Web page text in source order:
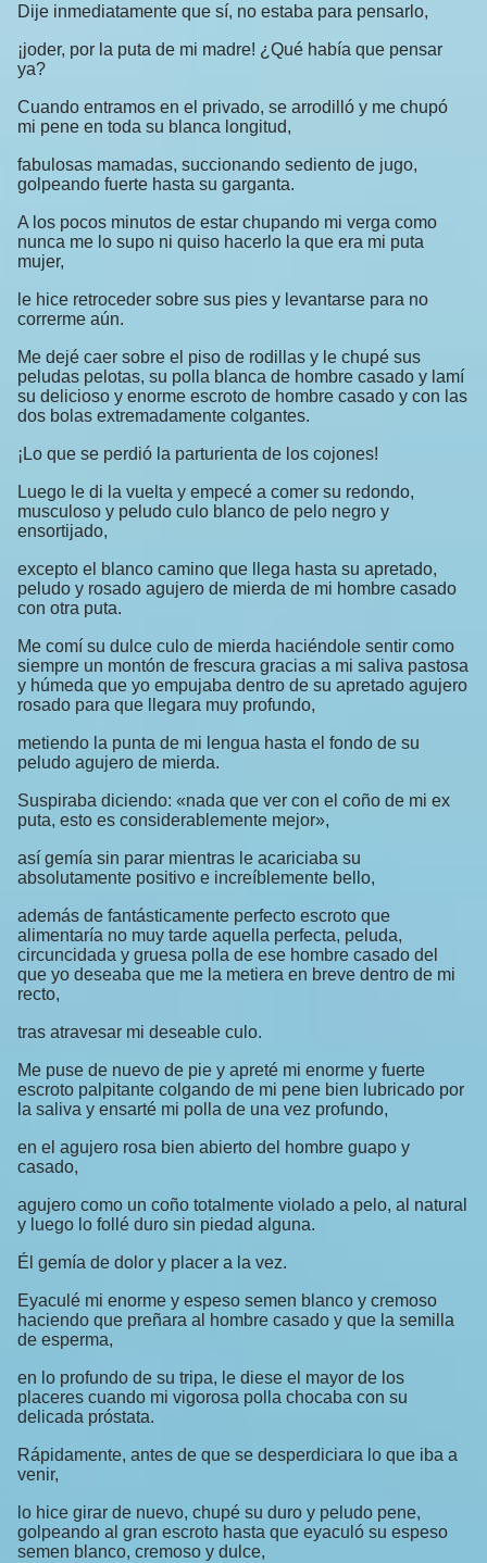
Dije inmediatamente que sí, no estaba para pensarlo,
¡joder, por la puta de mi madre! ¿Qué había que pensar
ya?
Cuando entramos en el privado, se arrodilló y me chupó
mi pene en toda su blanca longitud,
fabulosas mamadas, succionando sediento de jugo,
golpeando fuerte hasta su garganta.
A los pocos minutos de estar chupando mi verga como
nunca me lo supo ni quiso hacerlo la que era mi puta
mujer,
le hice retroceder sobre sus pies y levantarse para no
correrme aún.
Me dejé caer sobre el piso de rodillas y le chupé sus
peludas pelotas, su polla blanca de hombre casado y lamí
su delicioso y enorme escroto de hombre casado y con las
dos bolas extremadamente colgantes.
¡Lo que se perdió la parturienta de los cojones!
Luego le di la vuelta y empecé a comer su redondo,
musculoso y peludo culo blanco de pelo negro y
ensortijado,
excepto el blanco camino que llega hasta su apretado,
peludo y rosado agujero de mierda de mi hombre casado
con otra puta.
Me comí su dulce culo de mierda haciéndole sentir como
siempre un montón de frescura gracias a mi saliva pastosa
y húmeda que yo empujaba dentro de su apretado agujero
rosado para que llegara muy profundo,
metiendo la punta de mi lengua hasta el fondo de su
peludo agujero de mierda.
Suspiraba diciendo: «nada que ver con el coño de mi ex
puta, esto es considerablemente mejor»,
así gemía sin parar mientras le acariciaba su
absolutamente positivo e increíblemente bello,
además de fantásticamente perfecto escroto que
alimentaría no muy tarde aquella perfecta, peluda,
circuncidada y gruesa polla de ese hombre casado del
que yo deseaba que me la metiera en breve dentro de mi
recto,
tras atravesar mi deseable culo.
Me puse de nuevo de pie y apreté mi enorme y fuerte
escroto palpitante colgando de mi pene bien lubricado por
la saliva y ensarté mi polla de una vez profundo,
en el agujero rosa bien abierto del hombre guapo y
casado,
agujero como un coño totalmente violado a pelo, al natural
y luego lo follé duro sin piedad alguna.
Él gemía de dolor y placer a la vez.
Eyaculé mi enorme y espeso semen blanco y cremoso
haciendo que preñara al hombre casado y que la semilla
de esperma,
en lo profundo de su tripa, le diese el mayor de los
placeres cuando mi vigorosa polla chocaba con su
delicada próstata.
Rápidamente, antes de que se desperdiciara lo que iba a
venir,
lo hice girar de nuevo, chupé su duro y peludo pene,
golpeando al gran escroto hasta que eyaculó su espeso
semen blanco, cremoso y dulce,